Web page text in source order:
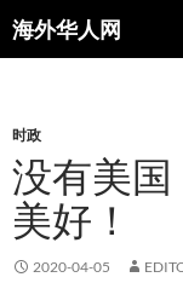
海外华人网
搜
索
文
时政
没有美
美好！
2020-04-05